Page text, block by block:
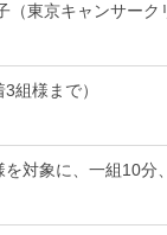
（東京キャンサーク
組様まで）
を対象に、一組10分